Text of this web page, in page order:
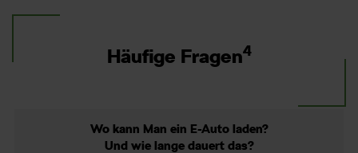
Häufige Fragen4
Wo kann Man ein E-Auto laden?
Und wie lange dauert das?